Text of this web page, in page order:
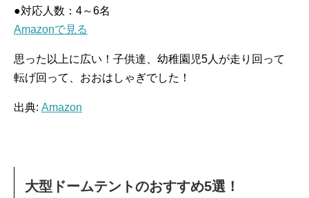
●対応人数：4～6名
Amazonで見る
思った以上に広い！子供達、幼稚園児5人が走り回って
転げ回って、おおはしゃぎでした！
出典: Amazon
大型ドームテントのおすすめ5選！